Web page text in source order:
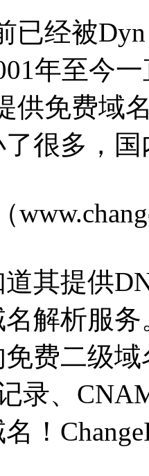
已经被
年至今
供免费域
很多，
其提供
名解析服
费二级
录、
！